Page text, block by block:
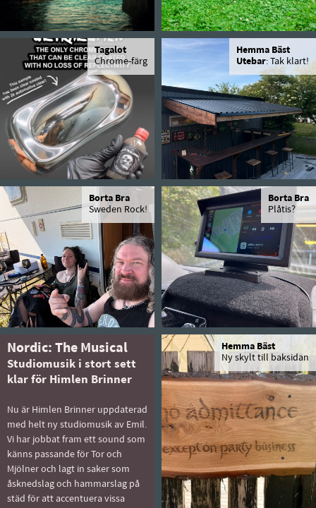
Tagalot
Chrome-färg
Hemma Bäst
Utebar: Tak klart!
Borta Bra
Sweden Rock!
Borta Bra
Plåtis?
Nordic: The Musical
Studiomusik i stort sett
klar för Himlen Brinner
Nu är Himlen Brinner uppdaterad
med helt ny studiomusik av Emil.
Vi har jobbat fram ett sound som
känns passande för Tor och
Mjölner och lagt in saker som
åsknedslag och hammarslag på
städ för att accentuera vissa
Hemma Bäst
Ny skylt till baksidan